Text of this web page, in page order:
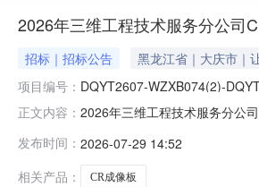
2026年三维工程技术服务分公司
招标｜招标公告 黑龙江省｜大庆市｜
项目编号： DQYT2607-WZXB074(2)-
正文内容： 2026年三维工程技术服务分公
请函).pdf物资、技术.rar
发布时间： 2026-07-29 14:52
相关产品：
CR成像板